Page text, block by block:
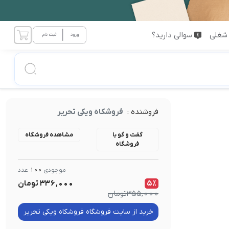
سوالی دارید؟
فروشنده : فروشکاه ویکی تحریر
گفت و گو با
فروشگاه
مشاهده فروشگاه
موجودی 100 عدد
5٪ 336,000تومان
355,000تومان
خرید از سایت فروشگاه فروشکاه ویکی تحریر